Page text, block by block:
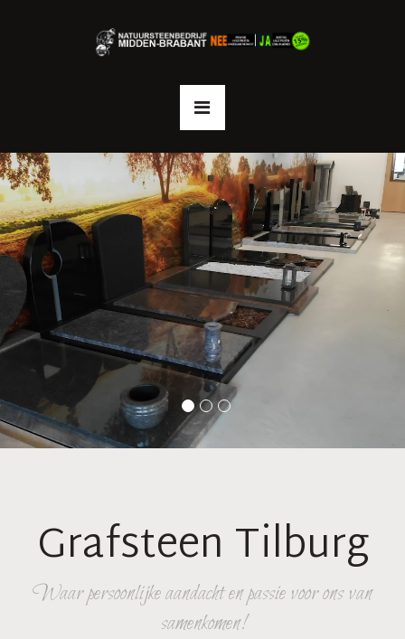
Grafsteen Tilburg
Waar persoonlijke aandacht en passie voor ons van
samenkomen!